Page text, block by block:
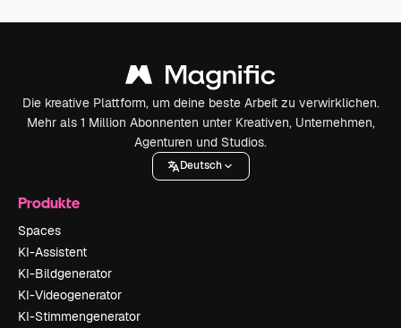
Die kreative Plattform, um deine beste Arbeit zu verwirklichen.
Mehr als 1 Million Abonnenten unter Kreativen, Unternehmen,
Agenturen und Studios.
Deutsch
Produkte
Spaces
KI-Assistent
KI-Bildgenerator
KI-Videogenerator
KI-Stimmengenerator